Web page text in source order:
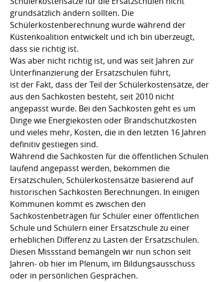
grundsätzlich ändern sollten. Die
Schülerkostenberechnung wurde während der
Küstenkoalition entwickelt und ich bin überzeugt,
dass sie richtig ist.
Was aber nicht richtig ist, und was seit Jahren zur
Unterfinanzierung der Ersatzschulen führt,
ist der Fakt, dass der Teil der Schülerkostensätze, der
aus den Sachkosten besteht, seit 2010 nicht
angepasst wurde. Bei den Sachkosten geht es um
Dinge wie Energiekosten oder Brandschutzkosten
und vieles mehr, Kosten, die in den letzten 16 Jahren
definitiv gestiegen sind.
Während die Sachkosten für die öffentlichen Schulen
laufend angepasst werden, bekommen die
Ersatzschulen, Schülerkostensätze basierend auf
historischen Sachkosten Berechnungen. In einigen
Kommunen kommt es zwischen den
Sachkostenbeträgen für Schüler einer öffentlichen
Schule und Schülern einer Ersatzschule zu einer
erheblichen Differenz zu Lasten der Ersatzschulen.
Diesen Missstand bemängeln wir nun schon seit
Jahren- ob hier im Plenum, im Bildungsausschuss
oder in persönlichen Gesprächen.